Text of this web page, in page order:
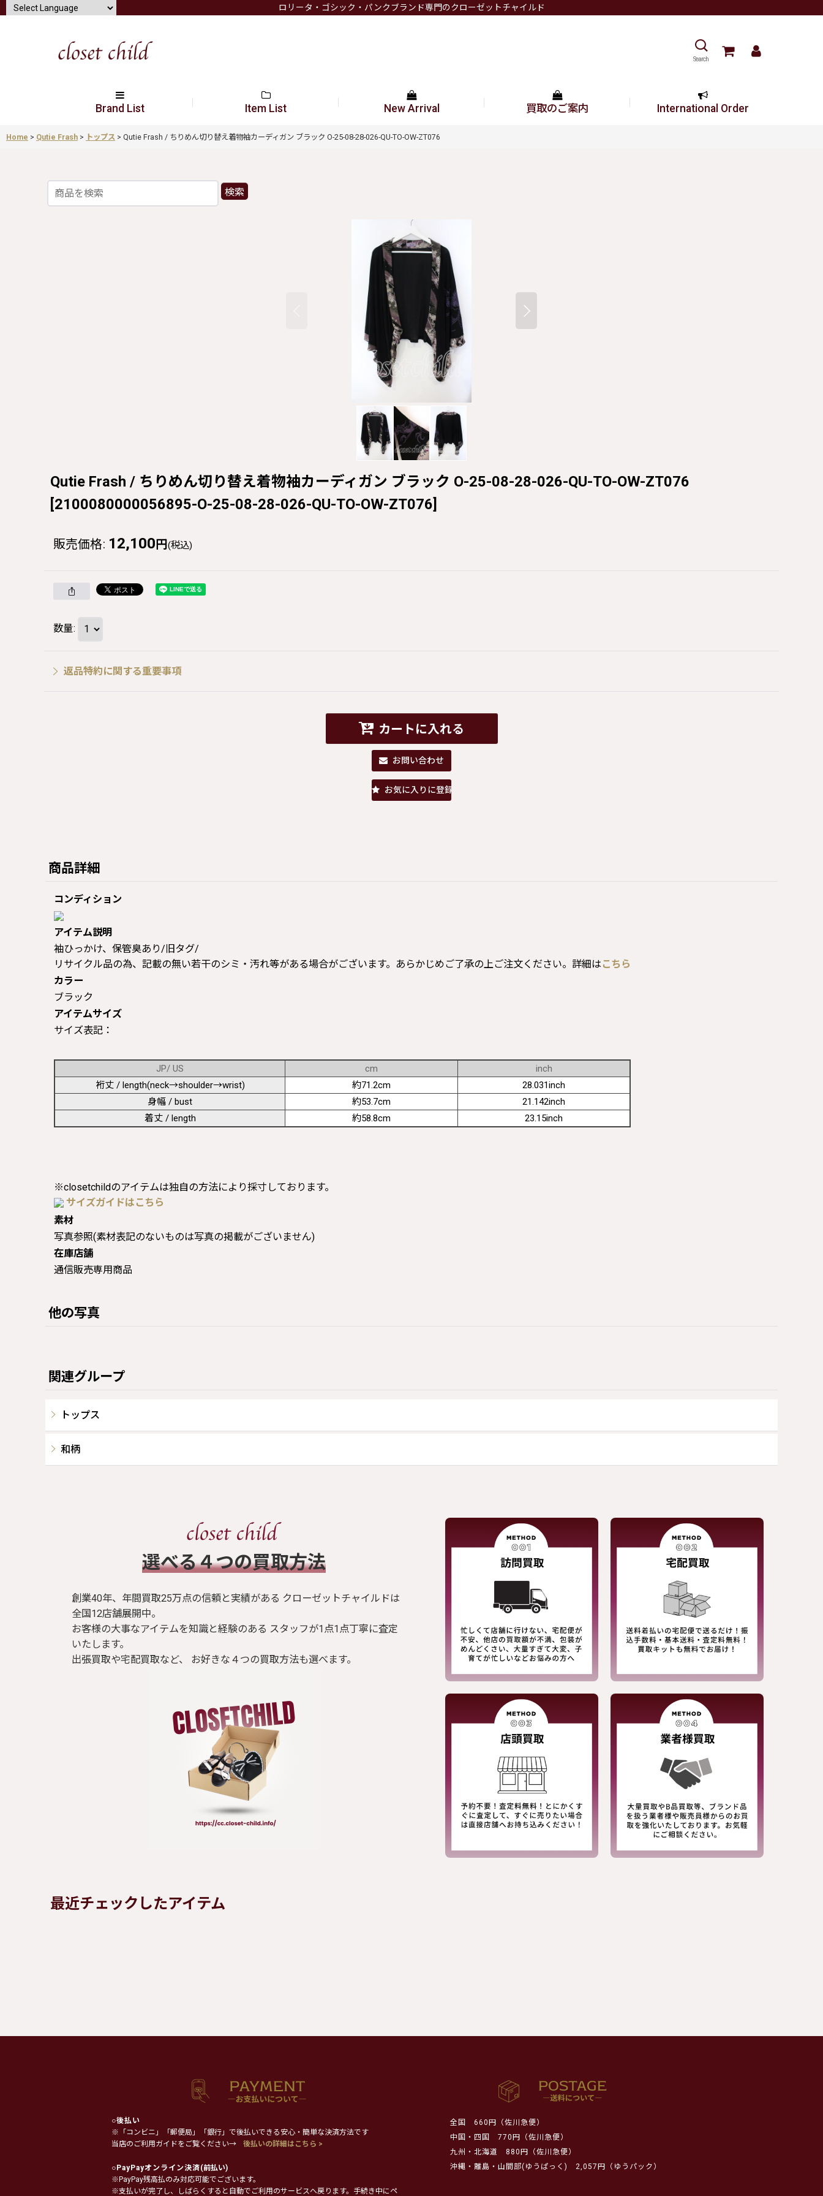
ロリータ・ゴシック・パンクブランド専門のクローゼットチャイルド
Search
Brand List Item List New Arrival 買取のご案内 International Order
Home > Qutie Frash > トップス > Qutie Frash / ちりめん切り替え着物袖カーディガン ブラック O-25-08-28-026-QU-TO-OW-ZT076
検索
Qutie Frash / ちりめん切り替え着物袖カーディガン ブラック O-25-08-28-026-QU-TO-OW-ZT076
[2100080000056895-O-25-08-28-026-QU-TO-OW-ZT076]
販売価格: 12,100 円 (税込)
数量:
返品特約に関する重要事項
カートに入れる
お問い合わせ
お気に入りに登録
商品詳細
コンディション
アイテム説明
袖ひっかけ、保管臭あり/旧タグ/
リサイクル品の為、記載の無い若干のシミ・汚れ等がある場合がございます。あらかじめご了承の上ご注文ください。詳細は こちら
カラー
ブラック
アイテムサイズ
サイズ表記：
JP/ US cm
inch
裄丈 / length(neck→shoulder→wrist)
約71.2cm
28.031inch
身幅 / bust
約53.7cm
21.142inch
着丈 / length
約58.8cm 23.15inch
※closetchildのアイテムは独自の方法により採寸しております。
サイズガイドはこちら
素材
写真参照(素材表記のないものは写真の掲載がございません)
在庫店舗
通信販売専用商品
他の写真
関連グループ
トップス
和柄
​選べる４つの買取方法
創業40年、年間買取25万点の信頼と実績がある クローゼットチャイルドは
全国12店舗展開中。
お客様の大事なアイテムを知識と経験のある スタッフが1点1点丁寧に査定
いたします。
出張買取や宅配買取など、 お好きな４つの買取方法も選べます。
最近チェックしたアイテム
○後払い
※「コンビニ」「郵便局」「銀行」で後払いできる安心・簡単な決済方法です
当店のご利用ガイドをご覧ください→
後払いの詳細はこちら >
○ PayPayオンライン決済(前払い)
※PayPay残高払のみ対応可能でございます。
※支払いが完了し、しばらくすると自動でご利用のサービスへ戻ります。手続き中にペ
全国
660円（佐川急便）
中国・四国
770円（佐川急便）
九州・北海道
880円（佐川急便）
沖縄・離島・山間部(ゆうぱっく)
2,057円（ゆうパック）